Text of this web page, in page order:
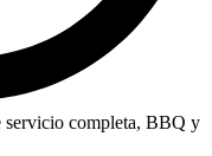
servicio completa, BBQ y